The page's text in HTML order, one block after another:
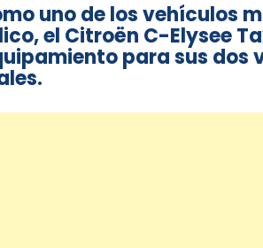
uno de los vehículos
el Citroën C-Elysee
para sus dos